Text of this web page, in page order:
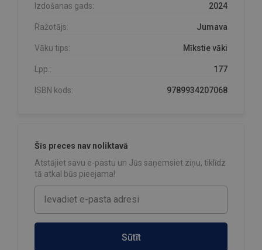
Izdošanas gads: 2024
Ražotājs: Jumava
Vāku tips: Mīkstie vāki
Lpp.: 177
ISBN kods: 9789934207068
Šīs preces nav noliktavā
Atstājiet savu e-pastu un Jūs saņemsiet ziņu, tiklīdz
tā atkal būs pieejama!
Sūtīt